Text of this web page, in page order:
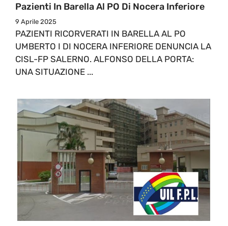
Pazienti In Barella Al PO Di Nocera Inferiore
9 Aprile 2025
PAZIENTI RICORVERATI IN BARELLA AL PO
UMBERTO I DI NOCERA INFERIORE DENUNCIA LA
CISL-FP SALERNO. ALFONSO DELLA PORTA:
UNA SITUAZIONE ...